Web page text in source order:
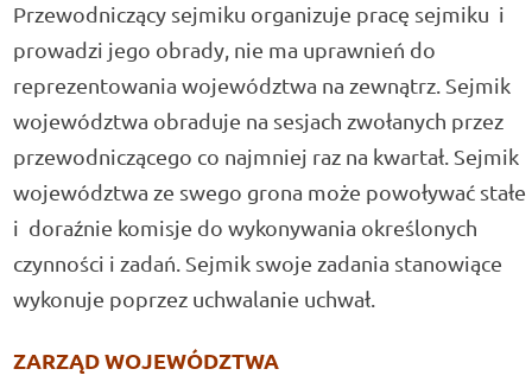
Przewodniczący sejmiku organizuje pracę sejmiku i
prowadzi jego obrady, nie ma uprawnień do
reprezentowania województwa na zewnątrz. Sejmik
województwa obraduje na sesjach zwołanych przez
przewodniczącego co najmniej raz na kwartał. Sejmik
województwa ze swego grona może powoływać stałe
i doraźnie komisje do wykonywania określonych
czynności i zadań. Sejmik swoje zadania stanowiące
wykonuje poprzez uchwalanie uchwał.
ZARZĄD WOJEWÓDZTWA